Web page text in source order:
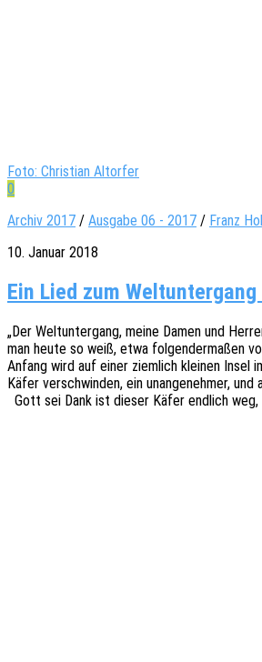
Foto: Christian Altorfer
0
Archiv 2017 / Ausgabe 06 - 2017 / Franz
10. Januar 2018
Ein Lied zum
„Der Welt­un­ter­gang, meine Damen und
man heute so weiß, etwa folgen­der­ma­ßen
Anfang wird auf einer ziem­lich klei­nen Insel
Käfer verschwin­den, ein unan­ge­neh­mer,
Gott sei Dank ist dieser Käfer endlich